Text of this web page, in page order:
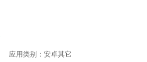
应用类别：安卓其它